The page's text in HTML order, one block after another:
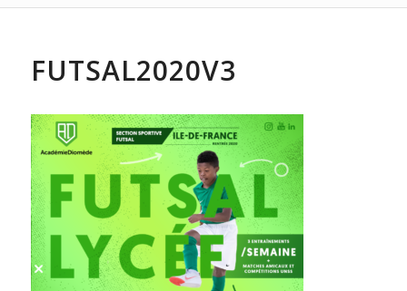
FUTSAL2020V3